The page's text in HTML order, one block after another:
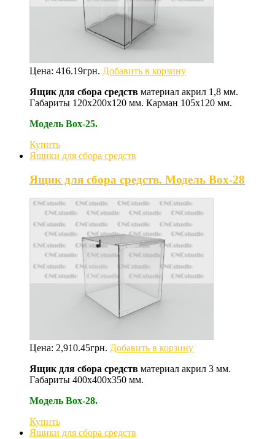
Цена: 416.19грн. Добавить в корзину
Ящик для сбора средств материал акрил 1,8 мм.
Габариты 120х200х120 мм. Карман 105х120 мм.
Модель Box-25.
Купить
Ящики для сбора средств
Ящик для сбора средств. Модель Box-28
Цена: 2,910.45грн. Добавить в корзину
Ящик для сбора средств материал акрил 3 мм.
Габариты 400х400х350 мм.
Модель Box-28.
Купить
Ящики для сбора средств